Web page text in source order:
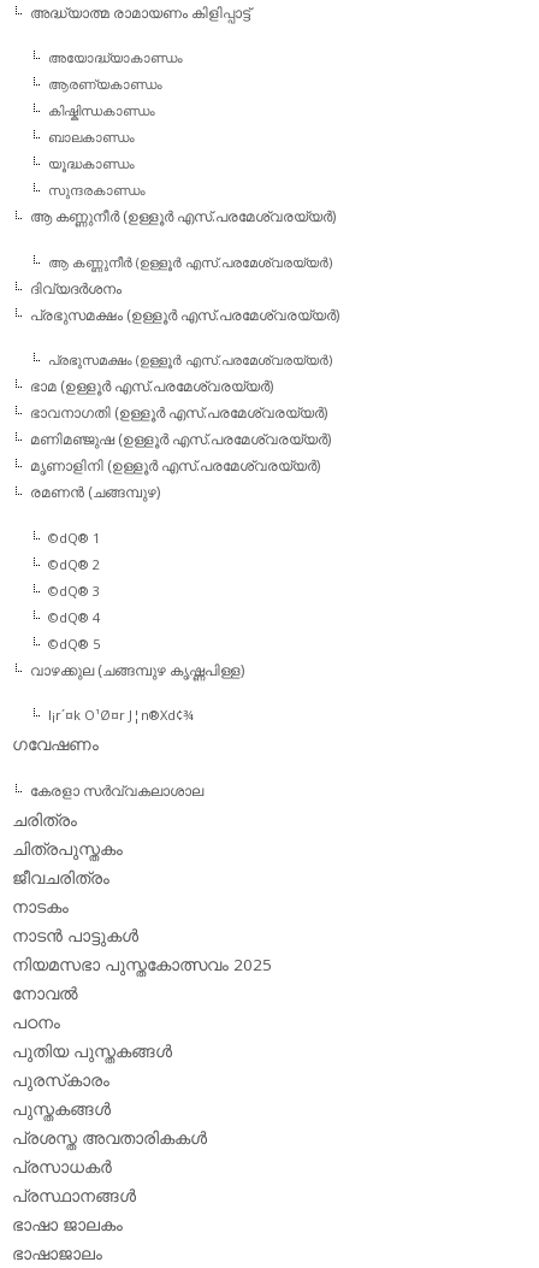
അദ്ധ്യാത്മ രാമായണം കിളിപ്പാട്ട്‌
അയോദ്ധ്യാകാണ്ഡം
ആരണ്യകാണ്ഡം
കിഷ്കിന്ധകാണ്ഡം
ബാലകാണ്ഡം
യൂദ്ധകാണ്ഡം
സുന്ദരകാണ്ഡം
ആ കണ്ണുനീര്‍ (ഉള്ളൂര്‍ എസ്.പരമേശ്വരയ്യര്‍)
ആ കണ്ണുനീര്‍ (ഉള്ളൂര്‍ എസ്.പരമേശ്വരയ്യര്‍)
ദിവ്യദര്‍ശനം
പ്രഭുസമക്ഷം (ഉള്ളൂര്‍ എസ്.പരമേശ്വരയ്യര്‍)
പ്രഭുസമക്ഷം (ഉള്ളൂര്‍ എസ്.പരമേശ്വരയ്യര്‍)
ഭാമ (ഉള്ളൂര്‍ എസ്.പരമേശ്വരയ്യര്‍)
ഭാവനാഗതി (ഉള്ളൂര്‍ എസ്.പരമേശ്വരയ്യര്‍)
മണിമഞ്ജുഷ (ഉള്ളൂര്‍ എസ്.പരമേശ്വരയ്യര്‍)
മൃണാളിനി (ഉള്ളൂര്‍ എസ്.പരമേശ്വരയ്യര്‍)
രമണന്‍ (ചങ്ങമ്പുഴ)
©dQ® 1
©dQ® 2
©dQ® 3
©dQ® 4
©dQ® 5
വാഴക്കുല (ചങ്ങമ്പുഴ കൃഷ്ണപിള്ള)
l¡r´¤k O¹Ø¤r J¦n®Xd¢¾
ഗവേഷണം
കേരളാ സര്‍വ്വകലാശാല
ചരിത്രം
ചിത്രപുസ്തകം
ജീവചരിത്രം
നാടകം
നാടന്‍ പാട്ടുകള്‍
നിയമസഭാ പുസ്തകോത്സവം 2025
നോവല്‍
പഠനം
പുതിയ പുസ്തകങ്ങള്‍
പുരസ്‌കാരം
പുസ്തകങ്ങള്‍
പ്രശസ്ത അവതാരികകള്‍
പ്രസാധകര്‍
പ്രസ്ഥാനങ്ങള്‍
ഭാഷാ ജാലകം
ഭാഷാജാലം